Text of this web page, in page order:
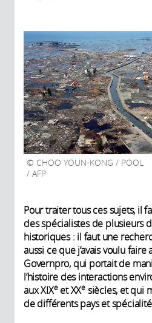
CHOO YOUN-KONG / POOL
/ AFP
Pour traiter tous ces sujets, il
des spécialistes de plusieurs
historiques : il faut une
aussi ce que j’avais voulu
Governpro, qui portait de
l’histoire des interactions
aux XIXeet XXe siècles, et qui
de différents pays et